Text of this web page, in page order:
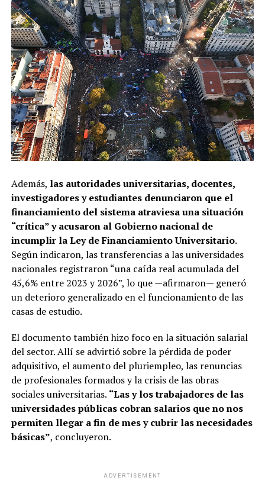
Además, las autoridades universitarias, docentes,
investigadores y estudiantes denunciaron que el
financiamiento del sistema atraviesa una situación
“crítica” y acusaron al Gobierno nacional de
incumplir la Ley de Financiamiento Universitario.
Según indicaron, las transferencias a las universidades
nacionales registraron “una caída real acumulada del
45,6% entre 2023 y 2026”, lo que —afirmaron— generó
un deterioro generalizado en el funcionamiento de las
casas de estudio.
El documento también hizo foco en la situación salarial
del sector. Allí se advirtió sobre la pérdida de poder
adquisitivo, el aumento del pluriempleo, las renuncias
de profesionales formados y la crisis de las obras
sociales universitarias. “Las y los trabajadores de las
universidades públicas cobran salarios que no nos
permiten llegar a fin de mes y cubrir las necesidades
básicas”, concluyeron.
ADVERTISEMENT